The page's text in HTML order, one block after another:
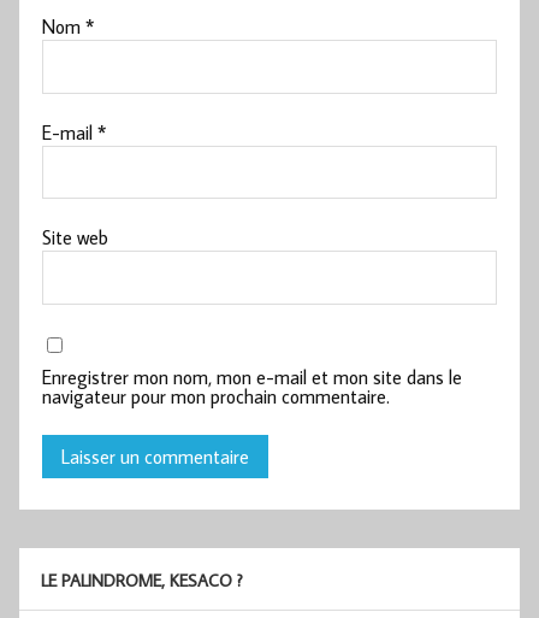
Nom*
E-mail*
Site web
Enregistrer mon nom, mon e-mail et mon site dans le
navigateur pour mon prochain commentaire.
LE PALINDROME, KESACO ?